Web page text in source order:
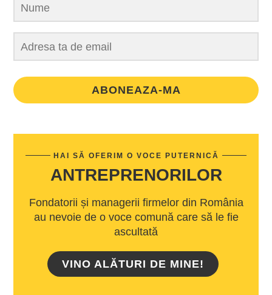
ABONEAZA-MA
HAI SĂ OFERIM O VOCE PUTERNICĂ
ANTREPRENORILOR
Fondatorii și managerii firmelor din România
au nevoie de o voce comună care să le fie
ascultată
VINO ALĂTURI DE MINE!